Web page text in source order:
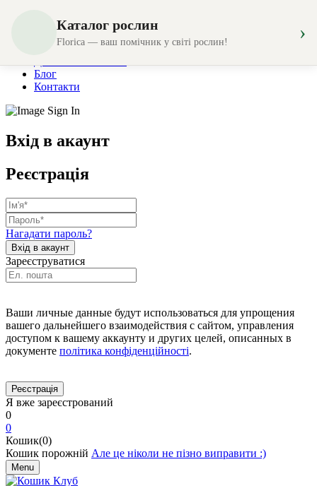
Магазин
Створення композицій
Блог
Контакти
Вхід в акаунт
Реєстрація
Нагадати пароль?
Зареєструватися
Ваши личные данные будут использоваться для упрощения
вашего дальнейшего взаимодействия с сайтом, управления
доступом к вашему аккаунту и других целей, описанных в
документе політика конфіденційності.
Я вже зареєстрований
0
0
Кошик(0)
Кошик порожній Але це ніколи не пізно виправити :)
Menu
Каталог рослин
Florica — ваш помічник у світі рослин! ›